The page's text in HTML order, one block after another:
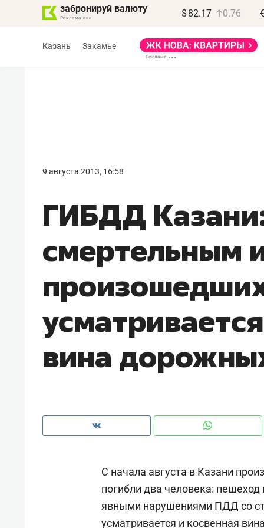
забронируй валюту $ 82.17 0.76
Казань Закамье
9 августа 2013, 16:58
ГИБДД
смертельным
вина
С начала августа в Казани
погибли два человека: пешеход
явными нарушениями ПДД со
усматривается и косвенная
Рекомендуем
Опыт выживания в дикой
природе, работа
с ментальным и физическим
и
в